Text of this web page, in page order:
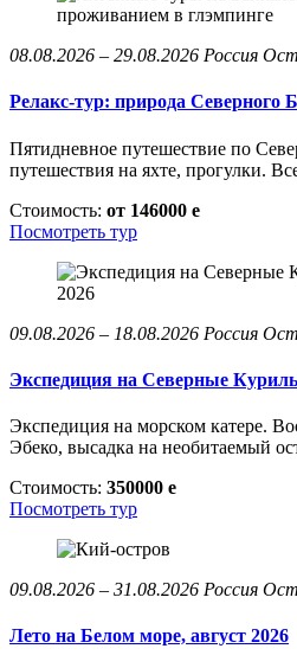
08.08.2026 – 29.08.2026 Россия
Релакс-тур: природа Северного
Пятидневное путешествие по
путешествия на яхте, прогулки.
Стоимость: от 146000 e
Посмотреть тур
09.08.2026 – 18.08.2026 Россия
Экспедиция на Северные
Экспедиция на морском катере.
Эбеко, высадка на необитаемый
Стоимость: 350000 e
Посмотреть тур
09.08.2026 – 31.08.2026 Россия
Лето на Белом море, август 2026